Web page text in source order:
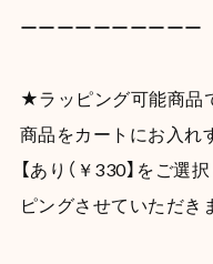
ーーーーーーーーーー
★ラッピング可能商品
商品をカートにお入れ
【あり（￥330】をご選
ピングさせていただ